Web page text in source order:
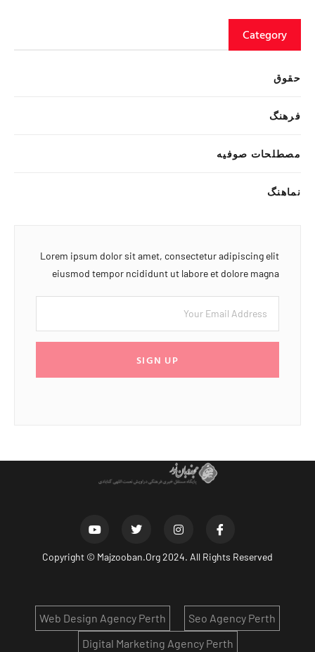
Category
حقوق
فرهنگ
مصطلحات صوفیه
نماهنگ
Lorem ipsum dolor sit amet, consectetur adipiscing elit
eiusmod tempor ncididunt ut labore et dolore magna
SIGN UP
Copyright © Majzooban.Org2024. All Rights Reserved
Seo Agency Perth
Web Design Agency Perth
Digital Marketing Agency Perth